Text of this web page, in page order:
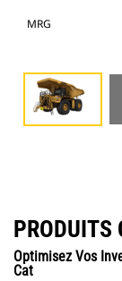
MRG
PRODUITS
Optimisez Vos
Cat